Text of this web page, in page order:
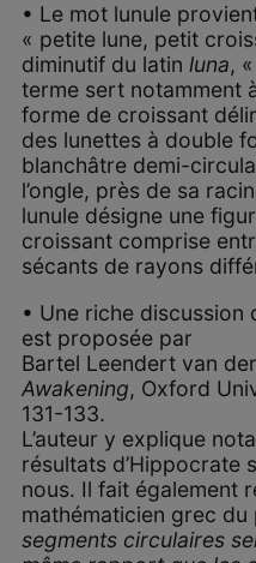
• Le mot lunule
« petite lune, petit
diminutif du latin luna,
terme sert notamment
forme de croissant
des lunettes à double
blanchâtre demi-
l’ongle, près de sa
lunule désigne une
croissant comprise
sécants de rayons
• Une riche discussion
est proposée par
Bartel Leendert van
Awakening, Oxford
131-133.
L’auteur y explique
résultats d’Hippocrate
nous. Il fait également
mathématicien grec
segments circulaires